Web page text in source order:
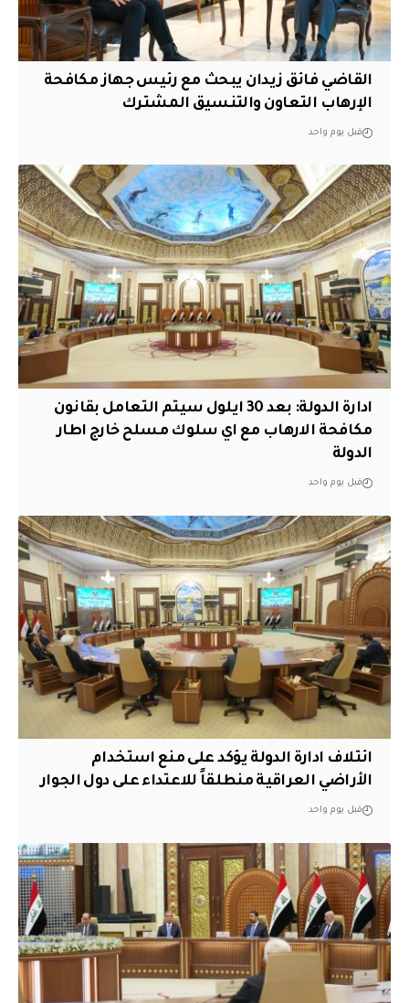
القاضي فائق زيدان يبحث مع رئيس جهاز مكافحة
الإرهاب التعاون والتنسيق المشترك
قبل يوم واحد
ادارة الدولة: بعد 30 ايلول سيتم التعامل بقانون
مكافحة الارهاب مع اي سلوك مسلح خارج اطار
الدولة
قبل يوم واحد
ائتلاف ادارة الدولة يؤكد على منع استخدام
الأراضي العراقية منطلقاً للاعتداء على دول الجوار
قبل يوم واحد